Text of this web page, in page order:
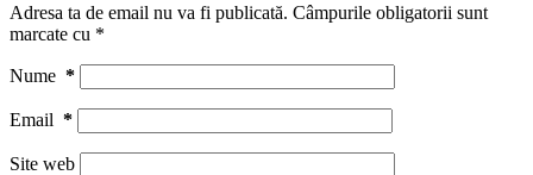
Adresa ta de email nu va fi publicată. Câmpurile obligatorii sunt
marcate cu *
Nume *
Email *
Site web